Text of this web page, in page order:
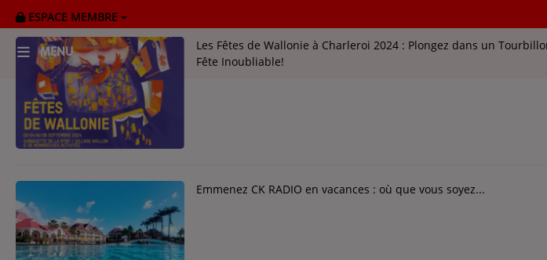
ESPACE MEMBRE
MENU
HOME
RADIOPLAYER
PODCASTS
Cultur'Ciné - Jean Meurice
Les Fêtes de Wallonie à Charleroi 2024 : Plongez dans un
Fête Inoubliable!
Emmenez CK RADIO en vacances : où que vous soyez...